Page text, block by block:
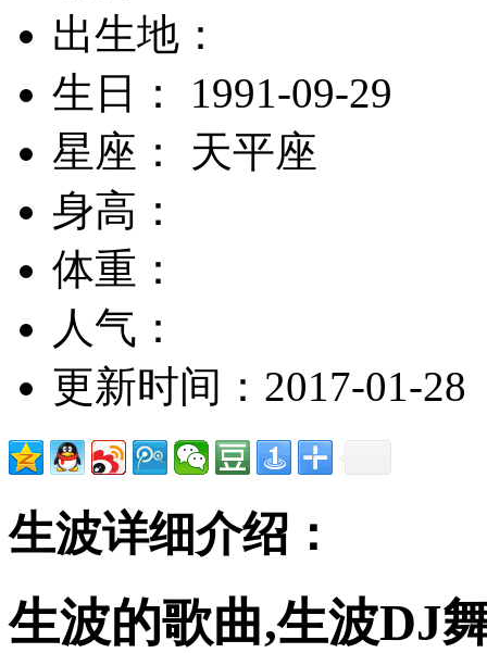
出生地：
生日： 1991-09-29
星座： 天平座
身高：
体重：
人气：
更新时间：2017-01-28
生波详细介绍：
生波的歌曲,生波DJ